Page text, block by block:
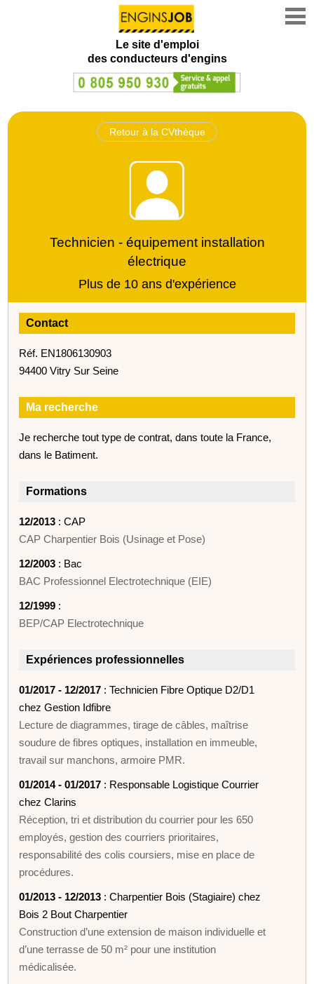
Le site d'emploi
des conducteurs d'engins
Retour à la CVthèque
Technicien - équipement installation
électrique
Plus de 10 ans d'expérience
Contact
Réf. EN1806130903
94400 Vitry Sur Seine
Ma recherche
Je recherche tout type de contrat, dans toute la France,
dans le Batiment.
Formations
12/2013 : CAP
CAP Charpentier Bois (Usinage et Pose)
12/2003 : Bac
BAC Professionnel Electrotechnique (EIE)
12/1999 :
BEP/CAP Electrotechnique
Expériences professionnelles
01/2017 - 12/2017 : Technicien Fibre Optique D2/D1
chez Gestion Idfibre
Lecture de diagrammes, tirage de câbles, maîtrise
soudure de fibres optiques, installation en immeuble,
travail sur manchons, armoire PMR.
01/2014 - 01/2017 : Responsable Logistique Courrier
chez Clarins
Réception, tri et distribution du courrier pour les 650
employés, gestion des courriers prioritaires,
responsabilité des colis coursiers, mise en place de
procédures.
01/2013 - 12/2013 : Charpentier Bois (Stagiaire) chez
Bois 2 Bout Charpentier
Construction d’une extension de maison individuelle et
d’une terrasse de 50 m² pour une institution
médicalisée.